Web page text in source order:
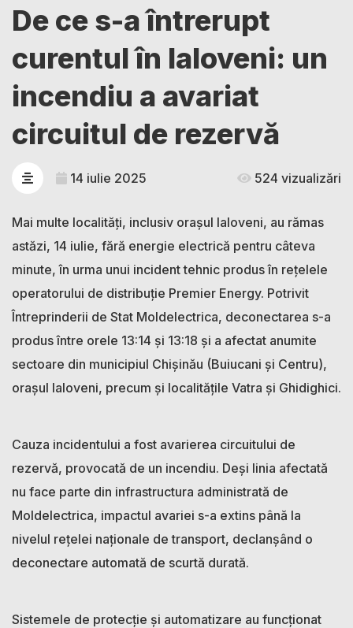
De ce s-a întrerupt
curentul în Ialoveni: un
incendiu a avariat
circuitul de rezervă
14 iulie 2025 524 vizualizări
Mai multe localități, inclusiv orașul Ialoveni, au rămas
astăzi, 14 iulie, fără energie electrică pentru câteva
minute, în urma unui incident tehnic produs în rețelele
operatorului de distribuție Premier Energy. Potrivit
Întreprinderii de Stat Moldelectrica, deconectarea s-a
produs între orele 13:14 și 13:18 și a afectat anumite
sectoare din municipiul Chișinău (Buiucani și Centru),
orașul Ialoveni, precum și localitățile Vatra și Ghidighici.
Cauza incidentului a fost avarierea circuitului de
rezervă, provocată de un incendiu. Deși linia afectată
nu face parte din infrastructura administrată de
Moldelectrica, impactul avariei s-a extins până la
nivelul rețelei naționale de transport, declanșând o
deconectare automată de scurtă durată.
Sistemele de protecție și automatizare au funcționat